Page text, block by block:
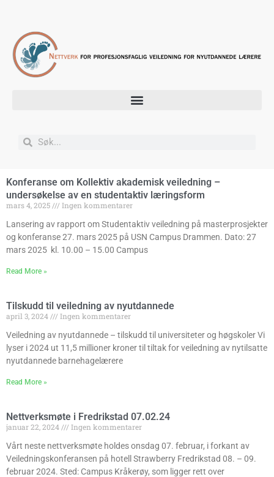
Konferanse om Kollektiv akademisk veiledning –
undersøkelse av en studentaktiv læringsform
mars 4, 2025
Ingen kommentarer
Lansering av rapport om Studentaktiv veiledning på masterprosjekter
og konferanse 27. mars 2025 på USN Campus Drammen. Dato: 27
mars 2025 kl. 10.00 – 15.00 Campus
Read More »
Tilskudd til veiledning av nyutdannede
april 3, 2024
Ingen kommentarer
Veiledning av nyutdannede – tilskudd til universiteter og høgskoler Vi
lyser i 2024 ut 11,5 millioner kroner til tiltak for veiledning av nytilsatte
nyutdannede barnehagelærere
Read More »
Nettverksmøte i Fredrikstad 07.02.24
januar 22, 2024
Ingen kommentarer
Vårt neste nettverksmøte holdes onsdag 07. februar, i forkant av
Veiledningskonferansen på hotell Strawberry Fredrikstad 08. – 09.
februar 2024. Sted: Campus Kråkerøy, som ligger rett over